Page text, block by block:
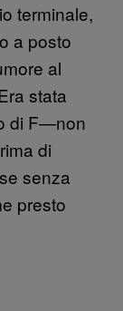
terminale,
a posto
al
stata
di F—non
di
senza
presto